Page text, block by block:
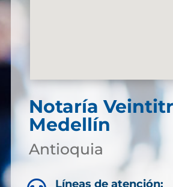
Notaría
Medellín
Antioquia
Líneas de atención: